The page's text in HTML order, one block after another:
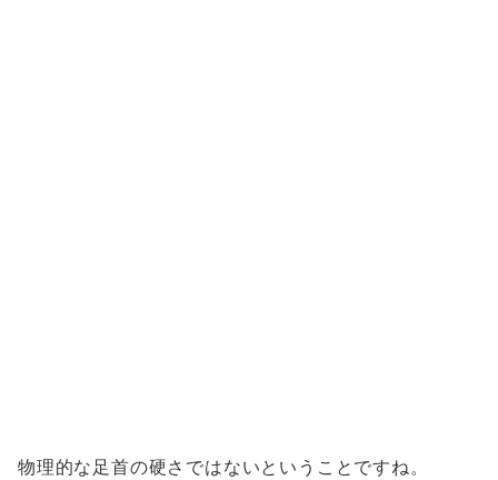
物理的な足首の硬さではないということですね。